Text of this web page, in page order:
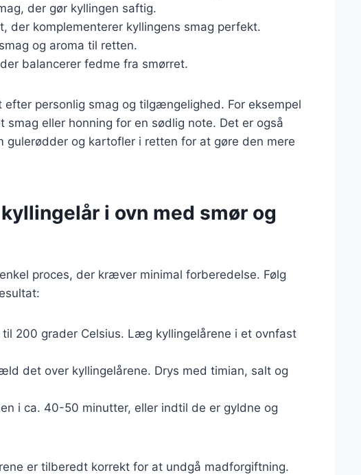
der gør kyllingen saftig.
der komplementerer kyllingens smag perfekt.
og aroma til retten.
balancerer fedme fra smørret.
efter personlig smag og tilgængelighed. For eksempel
smag eller honning for en sødlig note. Det er også
gulerødder og kartofler i retten for at gøre den mere
i ovn med smør og
proces, der kræver minimal forberedelse. Følg
til 200 grader Celsius. Læg kyllingelårene i et ovnfast
det over kyllingelårene. Drys med timian, salt og
i ca. 40-50 minutter, eller indtil de er gyldne og
er tilberedt korrekt for at undgå madforgiftning.